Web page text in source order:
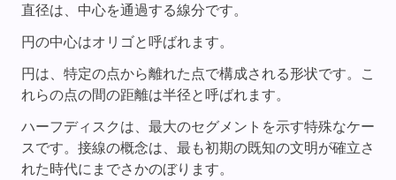
直径は、中心を通過する線分です。
円の中心はオリゴと呼ばれます。
円は、特定の点から離れた点で構成される形状です。こ
れらの点の間の距離は半径と呼ばれます。
ハーフディスクは、最大のセグメントを示す特殊なケー
スです。接線の概念は、最も初期の既知の文明が確立さ
れた時代にまでさかのぼります。